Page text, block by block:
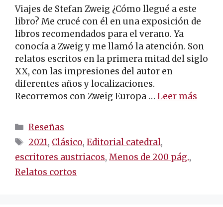
Viajes de Stefan Zweig ¿Cómo llegué a este
libro? Me crucé con él en una exposición de
libros recomendados para el verano. Ya
conocía a Zweig y me llamó la atención. Son
relatos escritos en la primera mitad del siglo
XX, con las impresiones del autor en
diferentes años y localizaciones.
Recorremos con Zweig Europa … Leer más
Categorías
Reseñas
Etiquetas
2021, Clásico,Editorial catedral,
escritores austriacos, Menos de 200 pág.,
Relatos cortos